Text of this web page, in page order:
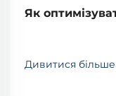
Як
Дивитися більше